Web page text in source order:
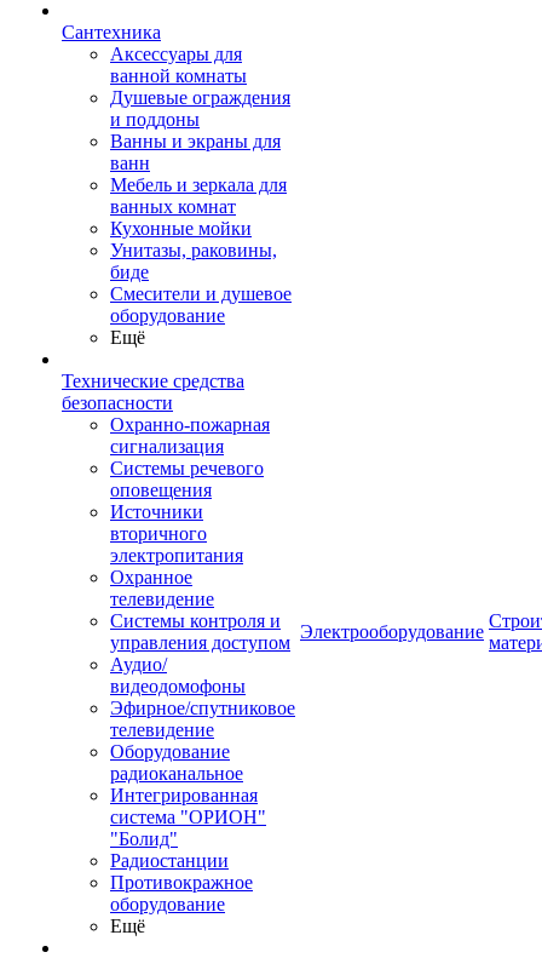
Сантехника
Аксессуары для
ванной комнаты
Душевые ограждения
и поддоны
Ванны и экраны для
ванн
Мебель и зеркала для
ванных комнат
Кухонные мойки
Унитазы, раковины,
биде
Смесители и душевое
оборудование
Ещё
Технические средства
безопасности
Охранно-пожарная
сигнализация
Системы речевого
оповещения
Источники
вторичного
электропитания
Охранное
телевидение
Системы контроля и
управления доступом
Аудио/
видеодомофоны
Эфирное/спутниковое
телевидение
Оборудование
радиоканальное
Интегрированная
система "ОРИОН"
"Болид"
Радиостанции
Противокражное
оборудование
Ещё
Электрооборудование